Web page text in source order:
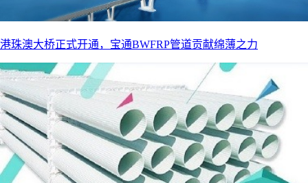
港珠澳大桥正式开通，宝通BWFRP管道贡献绵薄之力